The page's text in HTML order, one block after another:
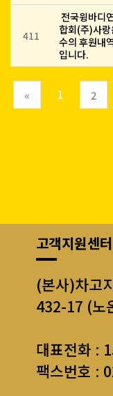
411
전국윙바디
합회(주)사
수의 후원내
입니다.
« 1 (current)
2
고객지원센터
(본사)차고
432-17 (노
대표전화 :
팩스번호 :